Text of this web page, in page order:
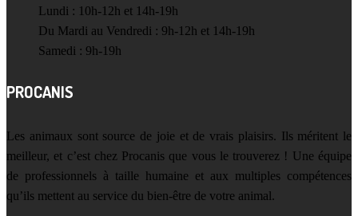
Lundi : 10h-12h et 14h-19h
Du Mardi au Vendredi : 9h-12h et 14h-19h
Samedi : 9h-19h
PROCANIS
Les animaux sont source de joie et de vrais plaisirs. Ils méritent le
meilleur, et c’est chez Procanis que vous le trouverez ! Une équipe
de professionnels à taille humaine et aux multiples compétences
qu’ils mettent au service du bien-être de votre animal.